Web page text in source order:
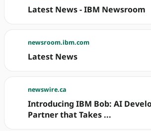
Latest News - IBM Newsroom
newsroom.ibm.com
Latest News
newswire.ca
Introducing IBM Bob: AI
Partner that Takes ...